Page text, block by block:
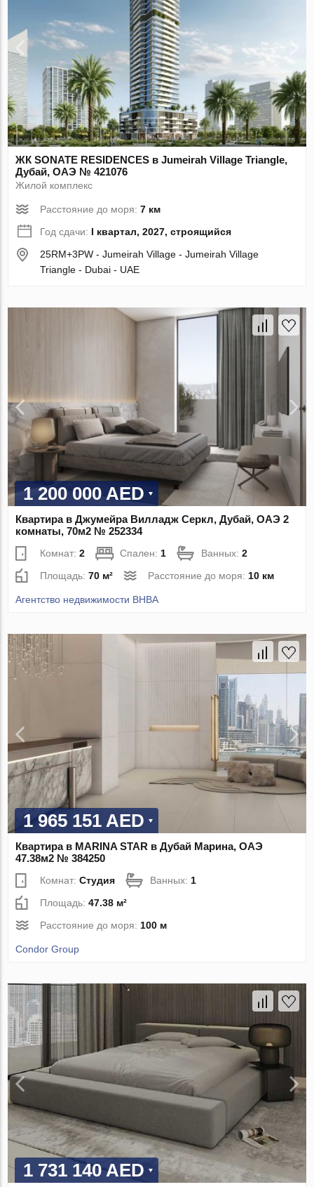
ЖК SONATE RESIDENCES в Jumeirah Village Triangle,
Дубай, ОАЭ № 421076
Жилой комплекс
Расстояние до моря:7 км
Год сдачи: I квартал, 2027, строящийся
25RM+3PW - Jumeirah Village - Jumeirah Village
Triangle - Dubai - UAE
1 200 000 AED
Квартира в Джумейра Вилладж Серкл, Дубай, ОАЭ 2
комнаты, 70м2 № 252334
Комнат:2 Спален:1 Ванных:2
Площадь:70 м² Расстояние до моря:10 км
Агентство недвижимости BHBA
1 965 151 AED
Квартира в MARINA STAR в Дубай Марина, ОАЭ
47.38м2 № 384250
Комнат:Студия Ванных: 1
Площадь:47.38 м²
Расстояние до моря: 100 м
Condor Group
1 731 140 AED